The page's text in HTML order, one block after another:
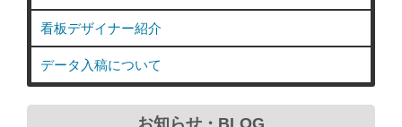
看板デザイナー紹介
データ入稿について